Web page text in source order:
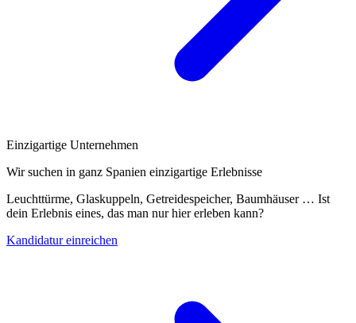
Einzigartige Unternehmen
Wir suchen in ganz Spanien einzigartige Erlebnisse
Leuchttürme, Glaskuppeln, Getreidespeicher, Baumhäuser … Ist
dein Erlebnis eines, das man nur hier erleben kann?
Kandidatur einreichen